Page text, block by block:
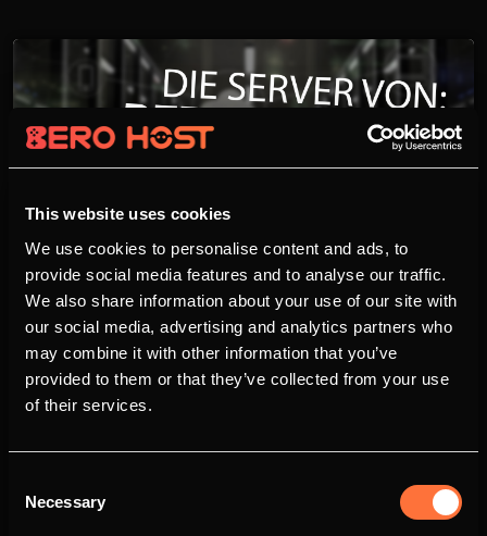
This website uses cookies
We use cookies to personalise content and ads, to
provide social media features and to analyse our traffic.
We also share information about your use of our site with
our social media, advertising and analytics partners who
may combine it with other information that you’ve
provided to them or that they’ve collected from your use
of their services.
Selection
Necessary
Die Server von BERO-
HOST.DE
01.07.2017 - 22:15 Uhr René Röth
8075
Bisher sind nicht viele Details bekannt, wo
BERO-HOST.DE seine Server betreibt. Eine
noch einige Wochen Zeit in Anspruch nehmen.
Doch wir wollen euch nicht weiter hinhalten und